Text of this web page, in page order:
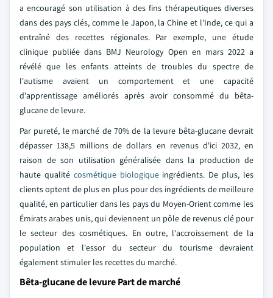
a encouragé son utilisation à des fins thérapeutiques diverses
dans des pays clés, comme le Japon, la Chine et l'Inde, ce qui a
entraîné des recettes régionales. Par exemple, une étude
clinique publiée dans BMJ Neurology Open en mars 2022 a
révélé que les enfants atteints de troubles du spectre de
l'autisme avaient un comportement et une capacité
d'apprentissage améliorés après avoir consommé du bêta-
glucane de levure.
Par pureté, le marché de 70% de la levure bêta-glucane devrait
dépasser 138,5 millions de dollars en revenus d'ici 2032, en
raison de son utilisation généralisée dans la production de
haute qualité cosmétique biologiqueingrédients. De plus, les
clients optent de plus en plus pour des ingrédients de meilleure
qualité, en particulier dans les pays du Moyen-Orient comme les
Émirats arabes unis, qui deviennent un pôle de revenus clé pour
le secteur des cosmétiques. En outre, l'accroissement de la
population et l'essor du secteur du tourisme devraient
également stimuler les recettes du marché.
Bêta-glucane de levure Part de marché